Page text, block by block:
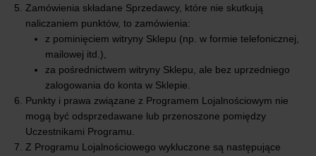
Zamówienia składane Sprzedawcy, które nie skutkują
naliczaniem punktów, to zamówienia:
z pominięciem witryny Sklepu (np. w formie telefonicznej,
mailowej itd.),
za pośrednictwem witryny Sklepu, ale bez uprzedniego
zalogowania do konta w Sklepie.
Punkty i prawa związane z Programem Lojalnościowym nie
mogą być odsprzedawane lub przenoszone pomiędzy
Uczestnikami Programu.
Z Programu Lojalnościowego wykluczone są następujące